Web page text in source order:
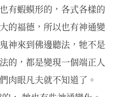
有蝦蟆形的，各式各樣的
的福德，所以也有神通變
神來到佛邊聽法，牠不是
的，都是變現一個端正人
肉眼凡夫就不知道了。